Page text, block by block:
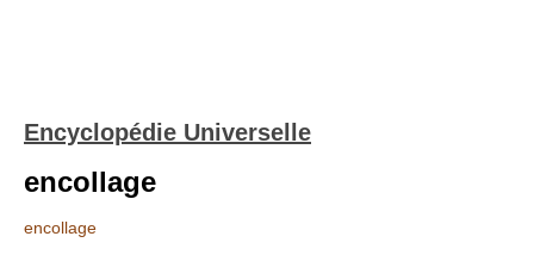
Encyclopédie Universelle
encollage
encollage